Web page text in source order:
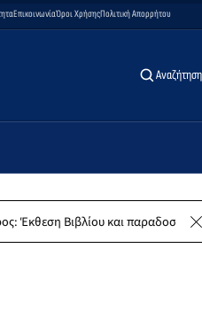
ΕπικοινωνίαΌροι ΧρήσηςΠολιτική Απορρήτου
Αναζήτηση
Βιβλίου και παραδοσιακών